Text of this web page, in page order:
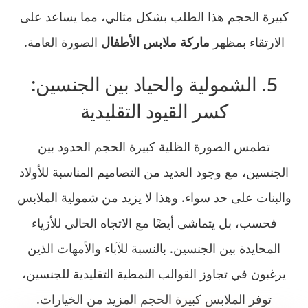
كبيرة الحجم هذا الطلب بشكل مثالي، مما يساعد على
الارتقاء بمظهر ماركة ملابس الأطفال الصورة العامة.
5. الشمولية والحياد بين الجنسين:
كسر القيود التقليدية
تطمس الصورة الظلية كبيرة الحجم الحدود بين
الجنسين، مع وجود العديد من التصاميم المناسبة للأولاد
والبنات على حد سواء. وهذا لا يزيد من شمولية الملابس
فحسب، بل يتماشى أيضًا مع الاتجاه الحالي للأزياء
المحايدة بين الجنسين. بالنسبة للآباء والأمهات الذين
يرغبون في تجاوز القوالب النمطية التقليدية للجنسين،
توفر الملابس كبيرة الحجم المزيد من الخيارات.